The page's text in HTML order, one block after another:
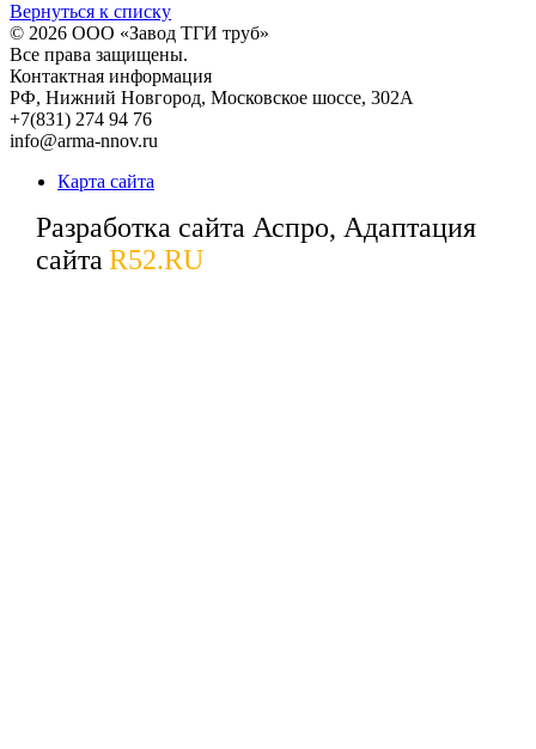
Вернуться к списку
© 2026 ООО «Завод ТГИ труб»
Все права защищены.
Контактная информация
РФ, Нижний Новгород, Московское шоссе, 302А
+7(831) 274 94 76
info@arma-nnov.ru
Карта сайта
Разработка сайта Аспро, Адаптация
сайта R52.RU